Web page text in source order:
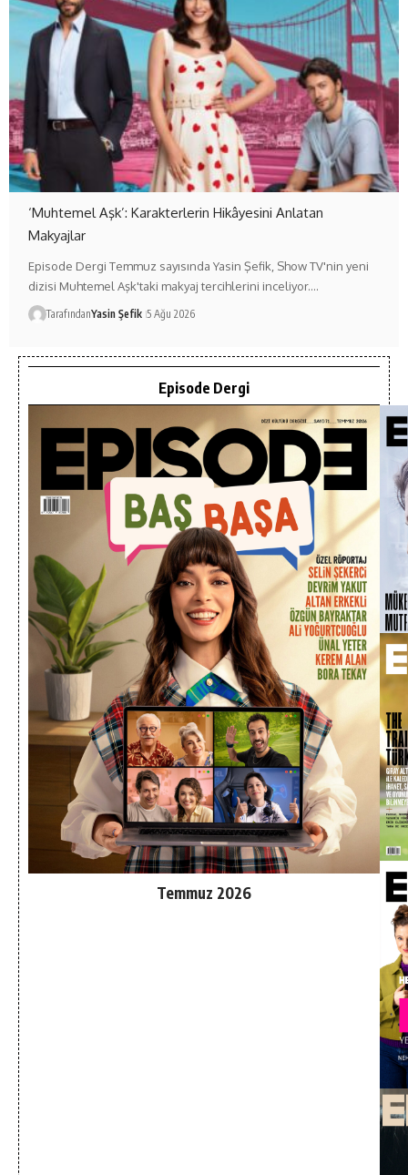
‘Muhtemel Aşk’: Karakterlerin Hikâyesini Anlatan
Makyajlar
Episode Dergi Temmuz sayısında Yasin Şefik, Show TV'nin yeni
dizisi Muhtemel Aşk'taki makyaj tercihlerini inceliyor.…
TarafındanYasin Şefik 5 Ağu 2026
Episode Dergi
Temmuz 2026